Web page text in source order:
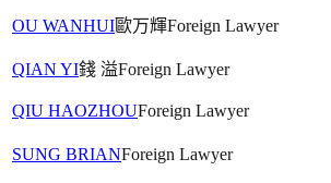
OU WANHUI歐万輝Foreign Lawyer
QIAN YI錢 溢Foreign Lawyer
QIU HAOZHOUForeign Lawyer
SUNG BRIANForeign Lawyer